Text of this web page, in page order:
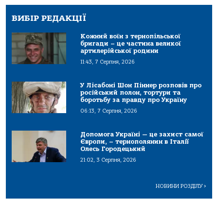
ВИБІР РЕДАКЦІЇ
Кожний воїн з тернопільської
бригади – це частина великої
артилерійської родини
11:43, 7 Серпня, 2026
У Лісабоні Шон Піннер розповів про
російський полон, тортури та
боротьбу за правду про Україну
06:13, 7 Серпня, 2026
Допомога Україні — це захист самої
Європи, – тернополянин в Італії
Олесь Городецький
21:02, 3 Серпня, 2026
НОВИНИ РОЗДІЛУ>